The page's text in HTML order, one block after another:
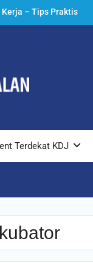
– Tips Praktis
– Langkah Praktis
Kerja
Terdekat KDJ